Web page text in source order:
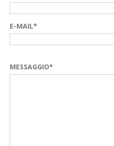
E-MAIL*
MESSAGGIO*